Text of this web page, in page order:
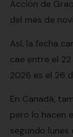
Acción de
del mes de
Así, la fecha
cae entre el
2026 es el 26
En Canadá,
pero lo hacen
segundo